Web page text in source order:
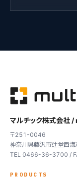
マルチック株式会社
〒251-0046
神奈川県藤沢市辻堂西
TEL 0466-36-3700 /
PRODUCTS